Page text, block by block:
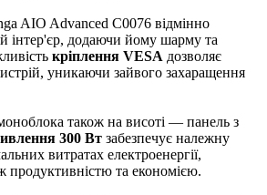
AIO Advanced C0076 відмінно
інтер'єр, додаючи йому шарму та
кріплення VESA дозволяє
уникаючи зайвого захаращення
також на висоті — панель з
300 Вт забезпечує належну
витратах електроенергії,
продуктивністю та економією.